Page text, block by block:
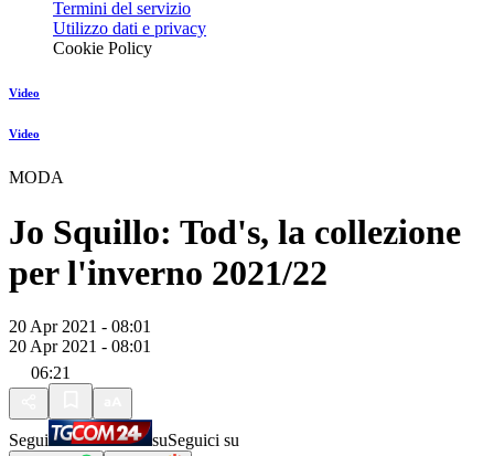
Termini del servizio
Utilizzo dati e privacy
Cookie Policy
Video
Video
MODA
Jo Squillo: Tod's, la collezione
per l'inverno 2021/22
20 Apr 2021 - 08:01
20 Apr 2021 - 08:01
06:21
Segui suSeguici su